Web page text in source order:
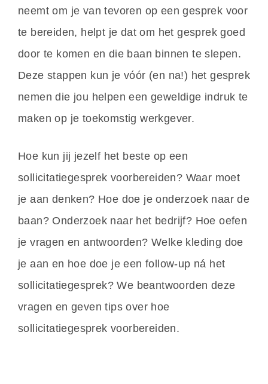
neemt om je van tevoren op een gesprek voor
te bereiden, helpt je dat om het gesprek goed
door te komen en die baan binnen te slepen.
Deze stappen kun je vóór (en na!) het gesprek
nemen die jou helpen een geweldige indruk te
maken op je toekomstig werkgever.
Hoe kun jij jezelf het beste op een
sollicitatiegesprek voorbereiden? Waar moet
je aan denken? Hoe doe je onderzoek naar de
baan? Onderzoek naar het bedrijf? Hoe oefen
je vragen en antwoorden? Welke kleding doe
je aan en hoe doe je een follow-up ná het
sollicitatiegesprek? We beantwoorden deze
vragen en geven tips over hoe
sollicitatiegesprek voorbereiden.